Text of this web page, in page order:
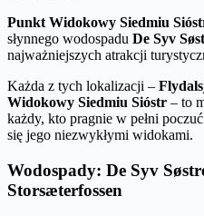
Punkt Widokowy Siedmiu
słynnego wodospadu De Syv
najważniejszych atrakcji
Każda z tych lokalizacji –
Widokowy Siedmiu Sióstr – to
każdy, kto pragnie w pełni
się jego niezwykłymi widokami.
Wodospady: De Syv
Storsæterfossen